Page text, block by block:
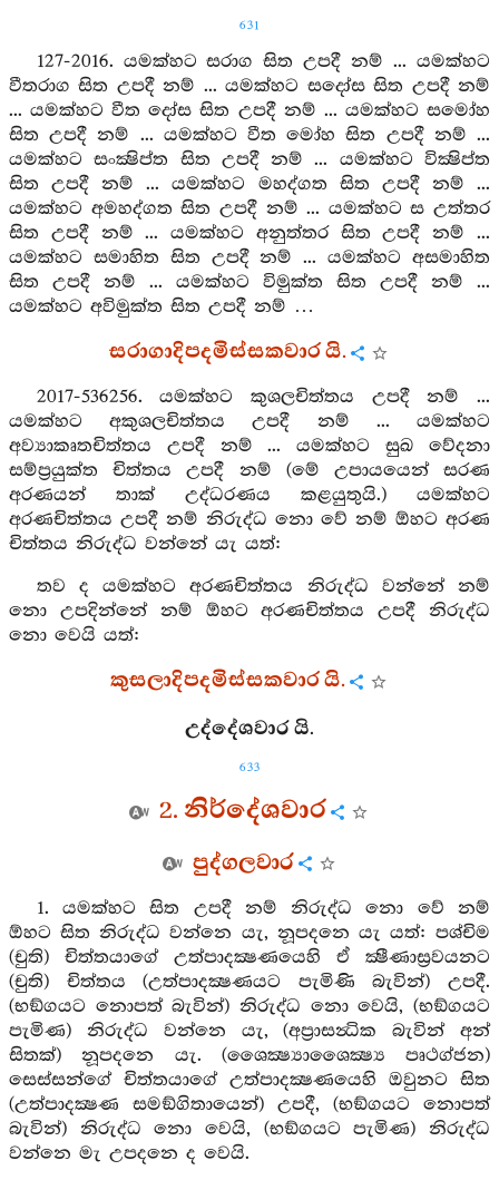
631
127-2016. යමක්හට සරාග සිත උපදී නම් ... යමක්හට
වීතරාග සිත උපදී නම් ... යමක්හට සදෝස සිත උපදී නම්
... යමක්හට වීත දෝස සිත උපදී නම් ... යමක්හට සමෝහ
සිත උපදී නම් ... යමක්හට වීත මෝහ සිත උපදී නම් ...
යමක්හට සංක්‍ෂිප්ත සිත උපදී නම් ... යමක්හට වික්‍ෂිප්ත
සිත උපදී නම් ... යමක්හට මහද්ගත සිත උපදී නම් ...
යමක්හට අමහද්ගත සිත උපදී නම් ... යමක්හට ස උත්තර
සිත උපදී නම් ... යමක්හට අනුත්තර සිත උපදී නම් ...
යමක්හට සමාහිත සිත උපදී නම් ... යමක්හට අසමාහිත
සිත උපදී නම් ... යමක්හට විමුක්ත සිත උපදී නම් ...
යමක්හට අවිමුක්ත සිත උපදී නම් …
සරාගාදිපදමිස්සකවාර යි.
2017-536256. යමක්හට කුශලචිත්තය උපදී නම් ...
යමක්හට අකුශලචිත්තය උපදී නම් ... යමක්හට
අව්‍යාකෘතචිත්තය උපදී නම් ... යමක්හට සුඛ වේදනා
සම්ප්‍රයුක්ත චිත්තය උපදී නම් (මේ උපායයෙන් සරණ
අරණයන් තාක් උද්ධරණය කළයුතුයි.) යමක්හට
අරණචිත්තය උපදී නම් නිරුද්ධ නො වේ නම් ඕහට අරණ
චිත්තය නිරුද්ධ වන්නේ යැ යත්:
තව ද යමක්හට අරණචිත්තය නිරුද්ධ වන්නේ නම්
නො උපදින්නේ නම් ඕහට අරණචිත්තය උපදී නිරුද්ධ
නො වෙයි යත්:
කුසලාදිපදමිස්සකවාර යි.
උද්දේශවාර යි.
633
2. නිර්දේශවාර
පුද්ගලවාර
1. යමක්හට සිත උපදී නම් නිරුද්ධ නො වේ නම්
ඕහට සිත නිරුද්ධ වන්නෙ යැ, නූපදනෙ යැ යත්: පශ්චිම
(චුති) චිත්තයාගේ උත්පාදක්‍ෂණයෙහි ඒ ක්‍ෂීණාස්‍රවයනට
(චුති) චිත්තය (උත්පාදක්‍ෂණයට පැමිණි බැවින්) උපදී.
(භඞ්ගයට නොපත් බැවින්) නිරුද්ධ නො වෙයි, (භඞ්ගයට
පැමිණ) නිරුද්ධ වන්නෙ යැ, (අප්‍රාසන්‍ධික බැවින් අන්
සිතක්) නූපදනෙ යැ. (ශෛක්‍ෂ්‍යාශෛක්‍ෂ්‍ය පෘථග්ජන)
සෙස්සන්ගේ චිත්තයාගේ උත්පාදක්‍ෂණයෙහි ඔවුනට සිත
(උත්පාදක්‍ෂණ සමඞ්ගිතායෙන්) උපදී, (භඞ්ගයට නොපත්
බැවින්) නිරුද්ධ නො වෙයි, (භඞ්ගයට පැමිණ) නිරුද්ධ
වන්නෙ මැ උපදනෙ ද වෙයි.